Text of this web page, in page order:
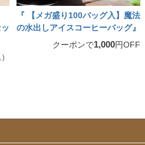
『 【メガ盛り100バッグ入】魔法
の水出しアイスコーヒーバッグ』
クーポンで1,000円OFF